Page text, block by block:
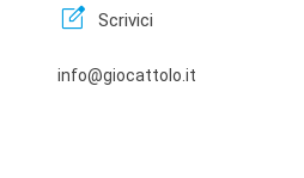
edit_square Scrivici
info@giocattolo.it